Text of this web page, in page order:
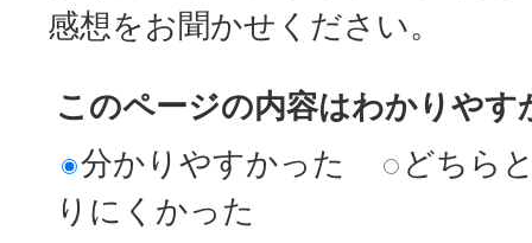
感想をお聞かせください。
このページの内容はわかりやす
分かりやすかった
どちら
りにくかった